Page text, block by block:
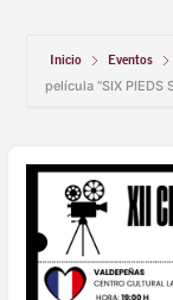
Inicio Eventos
película “SIX PIEDS